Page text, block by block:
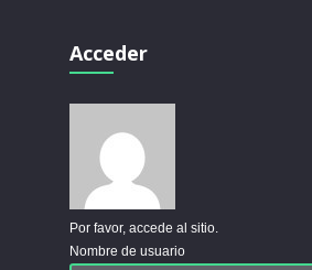
Acceder
Por favor, accede al sitio.
Nombre de usuario